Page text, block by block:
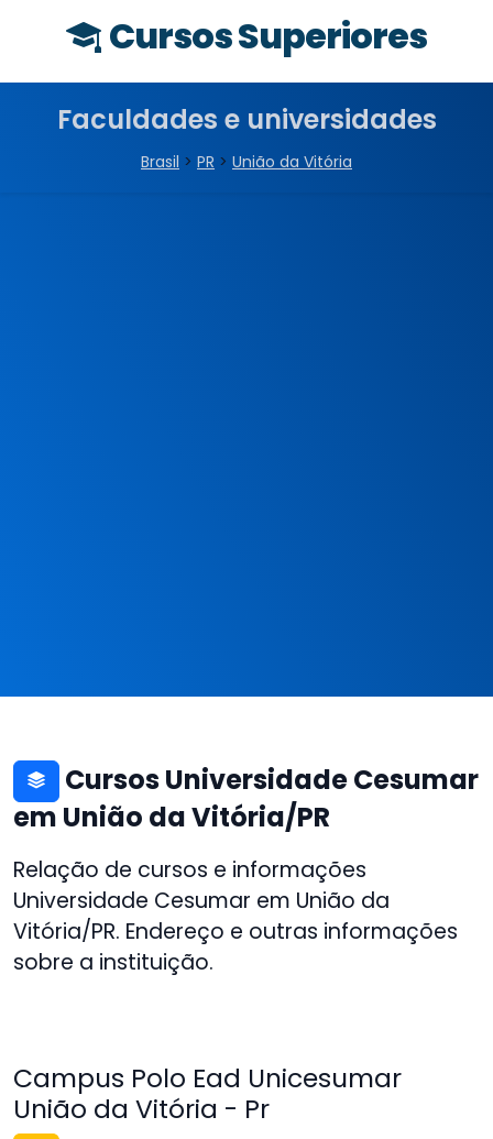
Cursos Superiores
Faculdades e universidades
Brasil > PR > União da Vitória
Cursos Universidade Cesumar
em União da Vitória/PR
Relação de cursos e informações
Universidade Cesumar em União da
Vitória/PR. Endereço e outras informações
sobre a instituição.
Campus Polo Ead Unicesumar
União da Vitória - Pr